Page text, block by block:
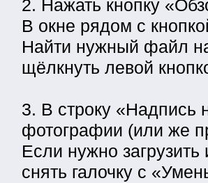
2. Нажать кнопку
В окне рядом с
Найти нужный файл
щёлкнуть левой
3. В строку «Надпись
фотографии (или же
Если нужно
снять галочку с